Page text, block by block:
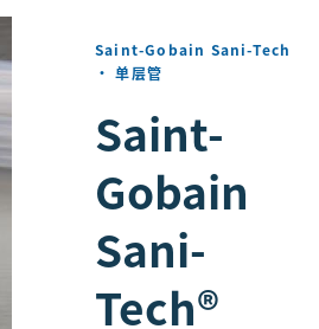
Saint-Gobain Sani-Tech
·单层管
Saint-
Gobain
Sani-
Tech®